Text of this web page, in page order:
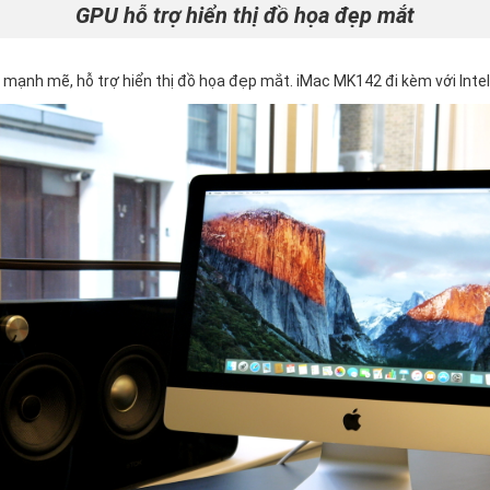
GPU hỗ trợ hiển thị đồ họa đẹp mắt
mẽ, hỗ trợ hiển thị đồ họa đẹp mắt. iMac MK142 đi kèm với